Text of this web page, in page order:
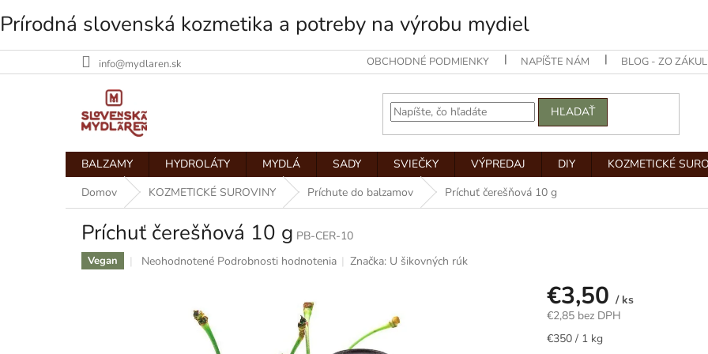
Prírodná slovenská kozmetika a potreby na výrobu mydiel
Prejsť
info@mydlaren.sk OBCHODNÉ PODMIENKY NAPÍŠTE NÁM BLOG - ZO
HĽADAŤ
BALZAMY HYDROLÁTY MYDLÁ SADY SVIEČKY VÝPREDAJ DIY
KOZMETICKÉ
Domov
KOZMETICKÉ SUROVINY Príchute do balzamov Príchuť čerešňová 10 g
Príchuť čerešňová 10 g PB-CER-10
Vegan
Priemerné
Neohodnotené Podrobnosti hodnotenia Značka: U šikovných rúk
€3,50 / ks
€2,85 bez DPH
Jednotková
€350 / 1 kg